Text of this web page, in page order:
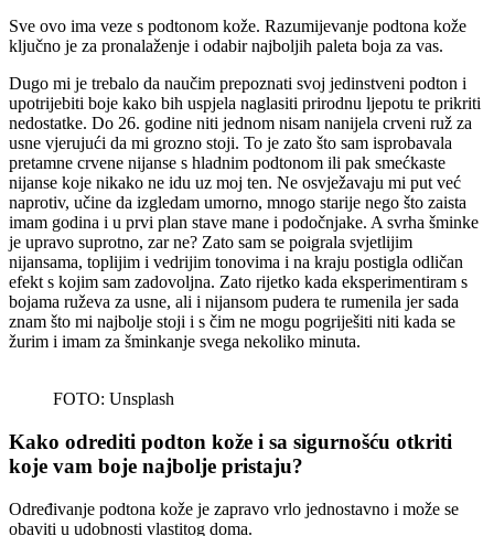
Sve ovo ima veze s podtonom kože. Razumijevanje podtona kože
ključno je za pronalaženje i odabir najboljih paleta boja za vas.
Dugo mi je trebalo da naučim prepoznati svoj jedinstveni podton i
upotrijebiti boje kako bih uspjela naglasiti prirodnu ljepotu te prikriti
nedostatke. Do 26. godine niti jednom nisam nanijela crveni ruž za
usne vjerujući da mi grozno stoji. To je zato što sam isprobavala
pretamne crvene nijanse s hladnim podtonom ili pak smećkaste
nijanse koje nikako ne idu uz moj ten. Ne osvježavaju mi put već
naprotiv, učine da izgledam umorno, mnogo starije nego što zaista
imam godina i u prvi plan stave mane i podočnjake. A svrha šminke
je upravo suprotno, zar ne? Zato sam se poigrala svjetlijim
nijansama, toplijim i vedrijim tonovima i na kraju postigla odličan
efekt s kojim sam zadovoljna. Zato rijetko kada eksperimentiram s
bojama ruževa za usne, ali i nijansom pudera te rumenila jer sada
znam što mi najbolje stoji i s čim ne mogu pogriješiti niti kada se
žurim i imam za šminkanje svega nekoliko minuta.
FOTO: Unsplash
Kako odrediti podton kože i sa sigurnošću otkriti
koje vam boje najbolje pristaju?
Određivanje podtona kože je zapravo vrlo jednostavno i može se
obaviti u udobnosti vlastitog doma.